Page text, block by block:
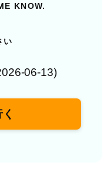
KNOW.
い
06-13)